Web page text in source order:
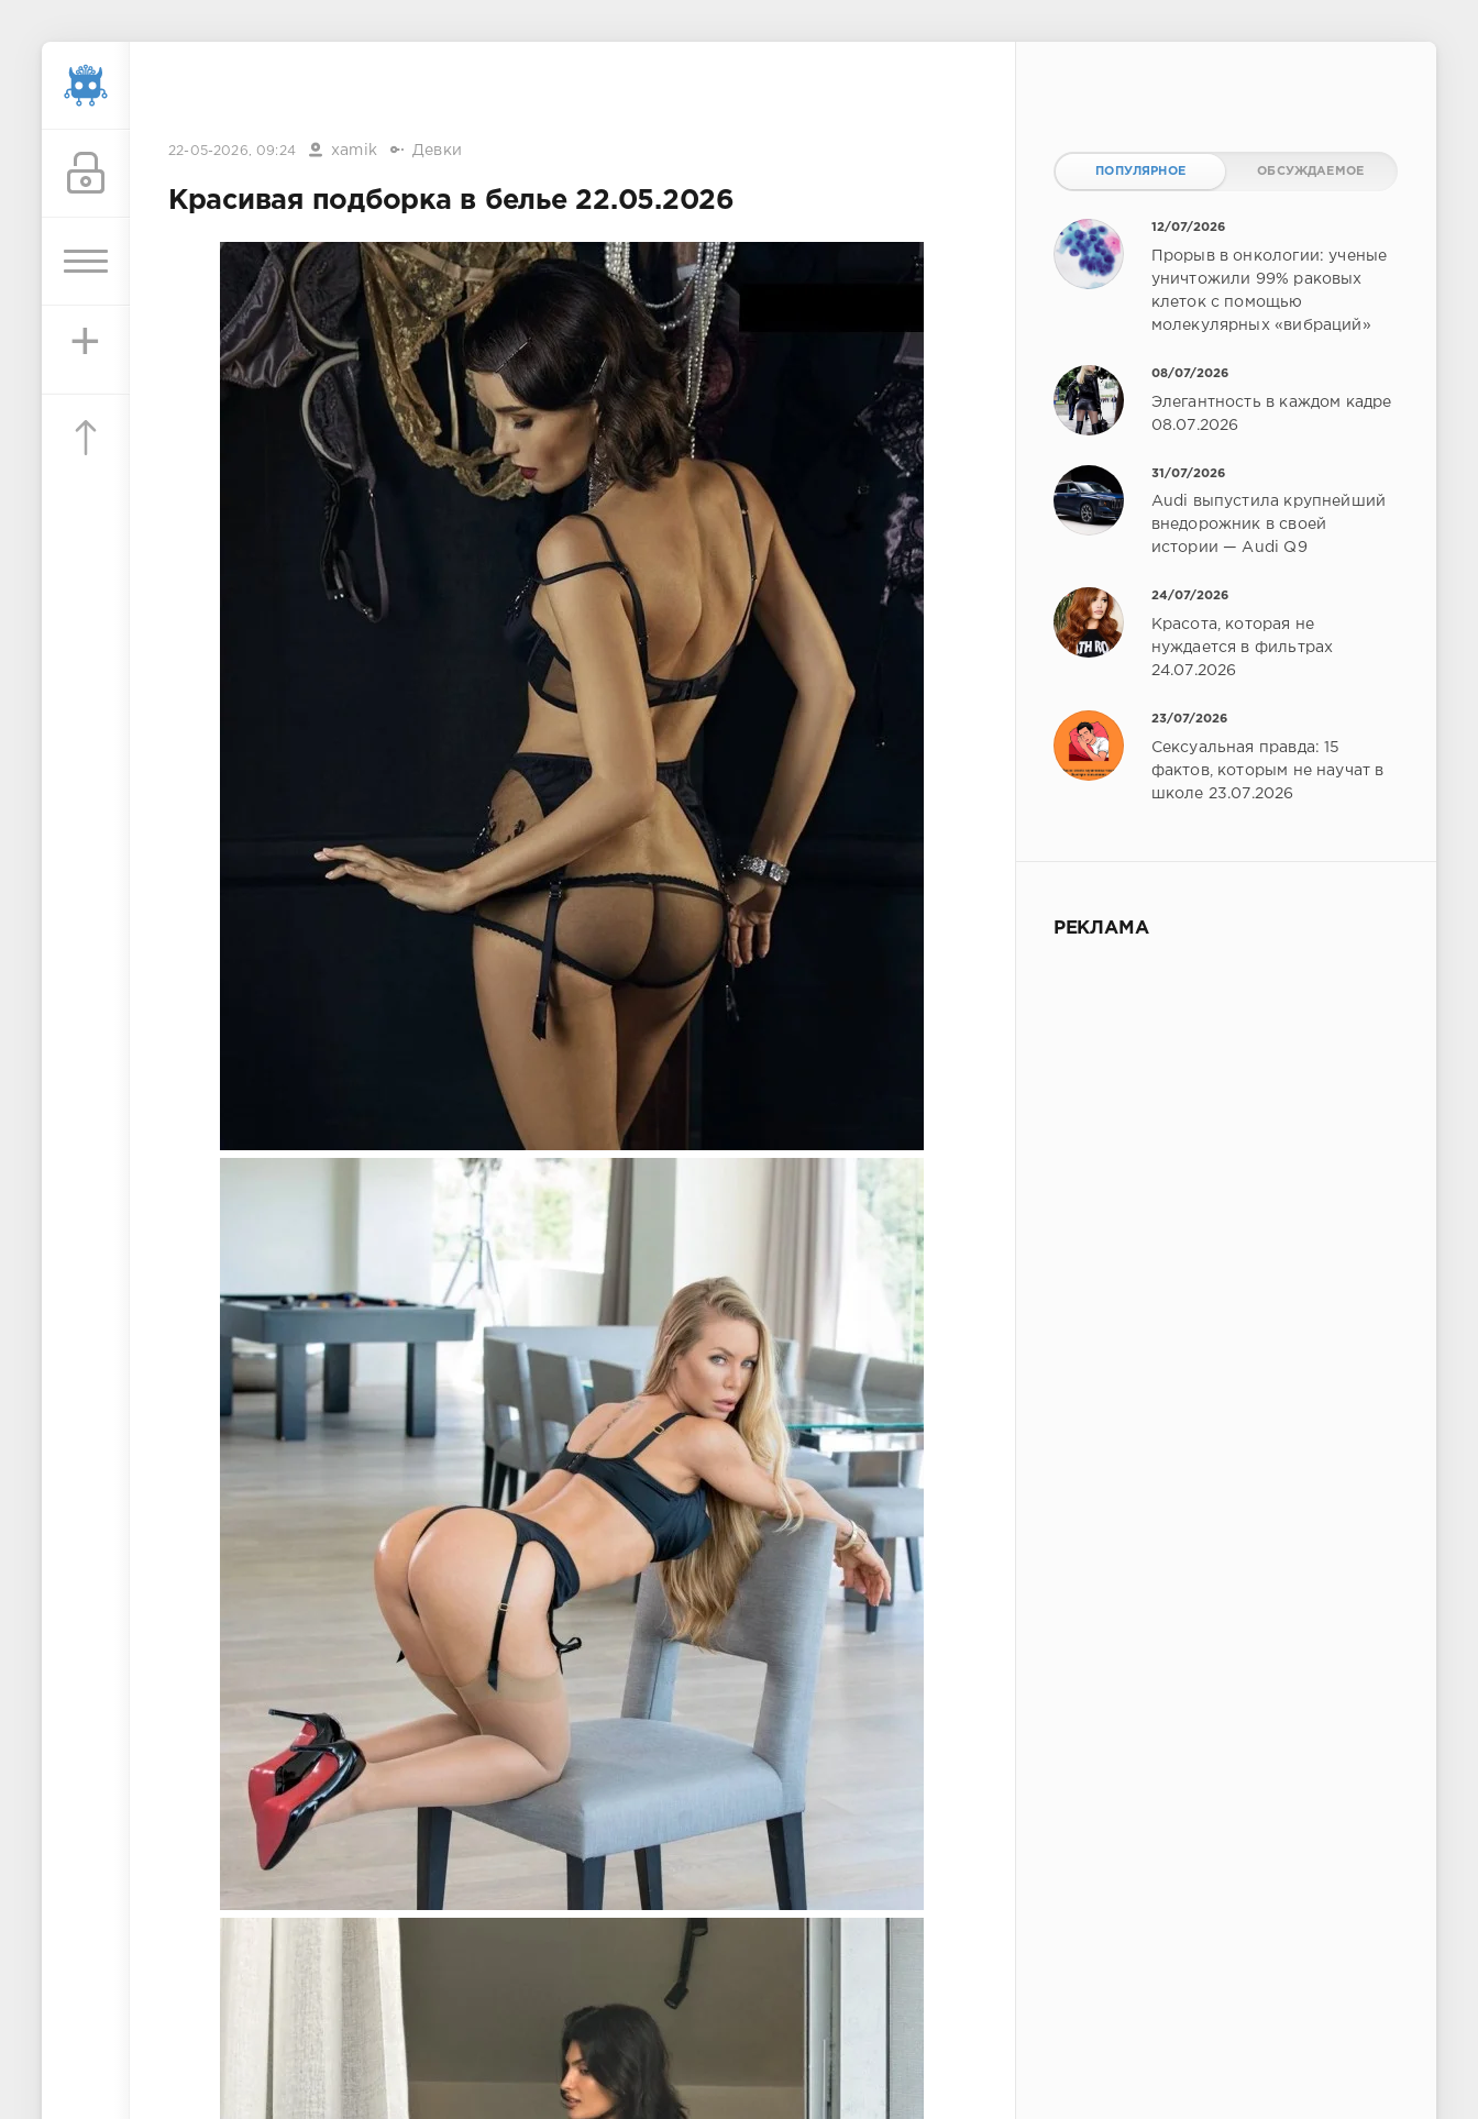
+
22-05-2026, 09:24 xamik Девки
Красивая подборка в белье 22.05.2026
ПОПУЛЯРНОЕ ОБСУЖДАЕМОЕ
12/07/2026
Прорыв в онкологии: ученые
уничтожили 99% раковых
клеток с помощью
молекулярных «вибраций»
08/07/2026
Элегантность в каждом кадре
08.07.2026
31/07/2026
Audi выпустила крупнейший
внедорожник в своей
истории — Audi Q9
24/07/2026
Красота, которая не
нуждается в фильтрах
24.07.2026
23/07/2026
Сексуальная правда: 15
фактов, которым не научат в
школе 23.07.2026
РЕКЛАМА